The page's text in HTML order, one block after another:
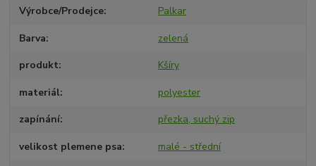
Výrobce/Prodejce Palkar
Barva zelená
produkt Kšíry
materiál polyester
zapínání přezka, suchý zip
velikost plemene psa malé - střední